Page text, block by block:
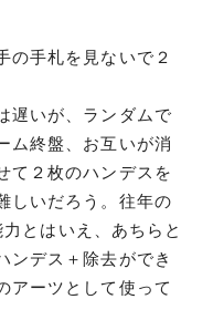
の手札を見ないで２
遅いが、ランダムで
ム終盤、お互いが消
て２枚のハンデスを
しいだろう。往年の
力とはいえ、あちらと
ンデス＋除去ができ
アーツとして使って